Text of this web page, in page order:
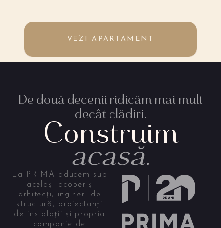
VEZI APARTAMENT
De două decenii ridicăm mai mult
decât clădiri.
Construim
acasă.
La PRIMA aducem sub
același acoperiș
arhitecți, ingineri de
structură, proiectanți
de instalații și propria
companie de